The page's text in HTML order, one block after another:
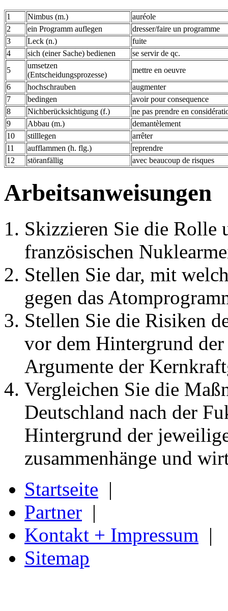
1 Nimbus (m.)
auréole
2
ein Programm auflegen
dresser/faire un programme
3
Leck (n.)
fuite
4
sich (einer Sache) bedienen
se servir de qc.
5
umsetzen
(Entscheidungsprozesse)
mettre en oeuvre
6
hochschrauben
augmenter
7
bedingen
avoir pour consequence
8
Nichberücksichtigung (f.)
ne pas prendre en
9
Abbau (m.)
demantèlement
10
stilllegen
arrêter
11
aufflammen (h. flg.)
reprendre
12
störanfällig avec beaucoup de risques
Arbeitsanweisungen
Skizzieren Sie die Rolle
französischen
Stellen Sie dar, mit
gegen das
Stellen Sie die Risiken
vor dem Hintergrund
Argumente der
Vergleichen Sie die
Deutschland nach der
Hintergrund der
zusammenhänge und
Startseite |
Partner |
Kontakt + Impressum |
Sitemap